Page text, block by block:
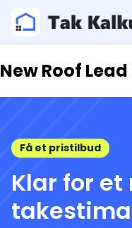
New Roof
Få et pristilbud
Klar for